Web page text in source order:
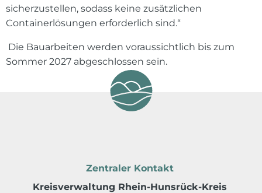
sicherzustellen, sodass keine zusätzlichen
Containerlösungen erforderlich sind.“
Die Bauarbeiten werden voraussichtlich bis zum
Sommer 2027 abgeschlossen sein.
Zentraler Kontakt
Kreisverwaltung Rhein-Hunsrück-Kreis